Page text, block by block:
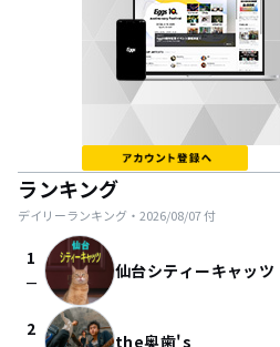
ランキング
デイリーランキング・ 2026/08/07付
1
check_indeterminate_small 仙台シティーキャッツ
2
the奥歯's